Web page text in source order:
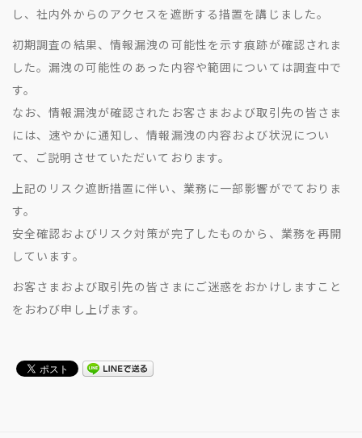
し、社内外からのアクセスを遮断する措置を講じました。​
​初期調査の結果、情報漏洩の可能性を示す痕跡が確認されま
した。漏洩の可能性のあった内容や範囲については調査中で
す。
なお、情報漏洩が確認されたお客さまおよび取引先の皆さま
には、速やかに通知し、情報漏洩の内容および状況につい
て、ご説明させていただいております。​​
上記のリスク遮断措置に伴い、業務に一部影響がでておりま
す。​
安全確認およびリスク対策が完了したものから、業務を再開
しています。​
お客さまおよび取引先の皆さまにご迷惑をおかけしますこと
をおわび申し上げます。​